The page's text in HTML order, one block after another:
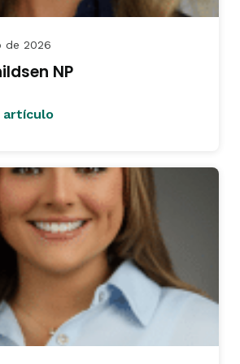
de 2026
NP
artículo